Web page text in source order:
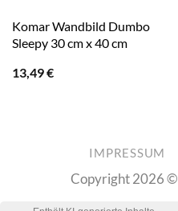
Komar Wandbild Dumbo
Sleepy 30 cm x 40 cm
13,49€
IMPRESSUM
Copyright 2026 ©